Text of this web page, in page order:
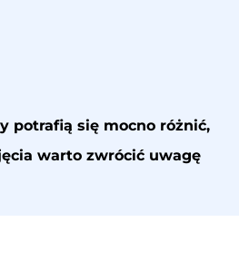
potrafią się mocno różnić,
warto zwrócić uwagę